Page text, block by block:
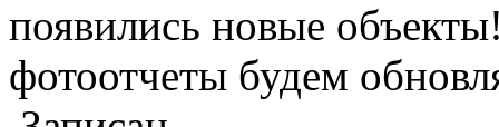
появились новые
фотоотчеты будем